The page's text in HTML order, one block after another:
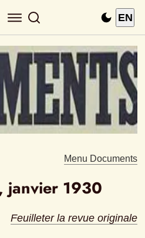
EN
Menu Documents
janvier 1930
Feuilleter la revue originale